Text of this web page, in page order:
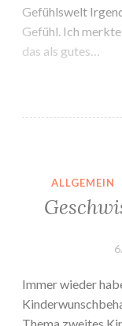
Gefühlswelt
Gefühl. Ich
das als gutes…
ALLGEMEIN
Immer wieder